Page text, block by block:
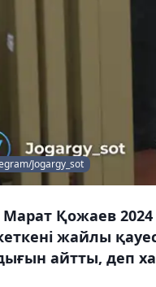
Jogargy_sot
Марат Қожаев
жайлы
айтты, деп